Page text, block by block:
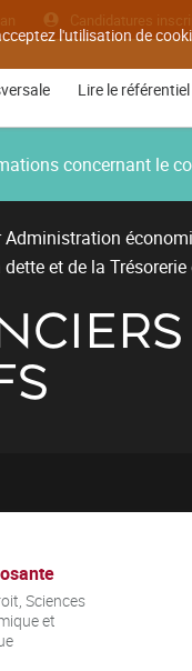
l'utilisation de
Candidatures
Lire le
concernant le
Administration
et de la
Sciences
et